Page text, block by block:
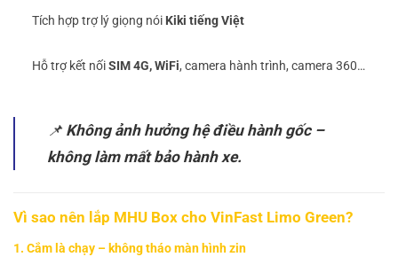
Tích hợp trợ lý giọng nói Kiki tiếng Việt
Hỗ trợ kết nốiSIM 4G, WiFi, camera hành trình, camera 360…
📌 Không ảnh hưởng hệ điều hành gốc –
không làm mất bảo hành xe.
Vì sao nên lắp MHU Box cho VinFast Limo Green?
1. Cắm là chạy – không tháo màn hình zin